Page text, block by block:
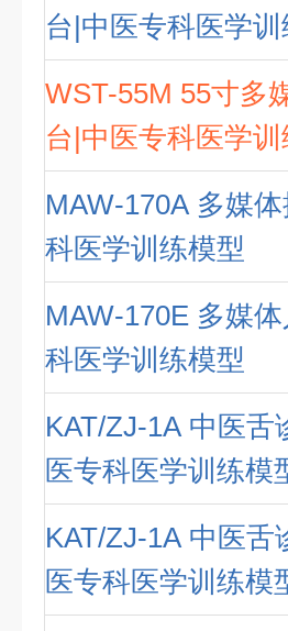
台|中医专科医学训
WST-55M 55寸多
台|中医专科医学训
MAW-170A 多媒
科医学训练模型
MAW-170E 多媒
科医学训练模型
KAT/ZJ-1A 中医
医专科医学训练模
KAT/ZJ-1A 中医
医专科医学训练模